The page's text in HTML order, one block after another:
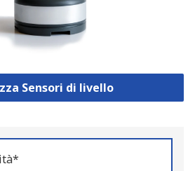
Sensori di livello